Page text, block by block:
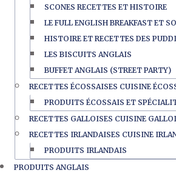
SCONES RECETTES ET HISTOIRE
LE FULL ENGLISH BREAKFAST ET
HISTOIRE ET RECETTES DES
LES BISCUITS ANGLAIS
BUFFET ANGLAIS (STREET PARTY)
RECETTES ÉCOSSAISES CUISINE
PRODUITS ÉCOSSAIS ET
RECETTES GALLOISES CUISINE
RECETTES IRLANDAISES CUISINE
PRODUITS IRLANDAIS
PRODUITS ANGLAIS